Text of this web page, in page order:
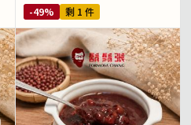
-49% 剩 1 件